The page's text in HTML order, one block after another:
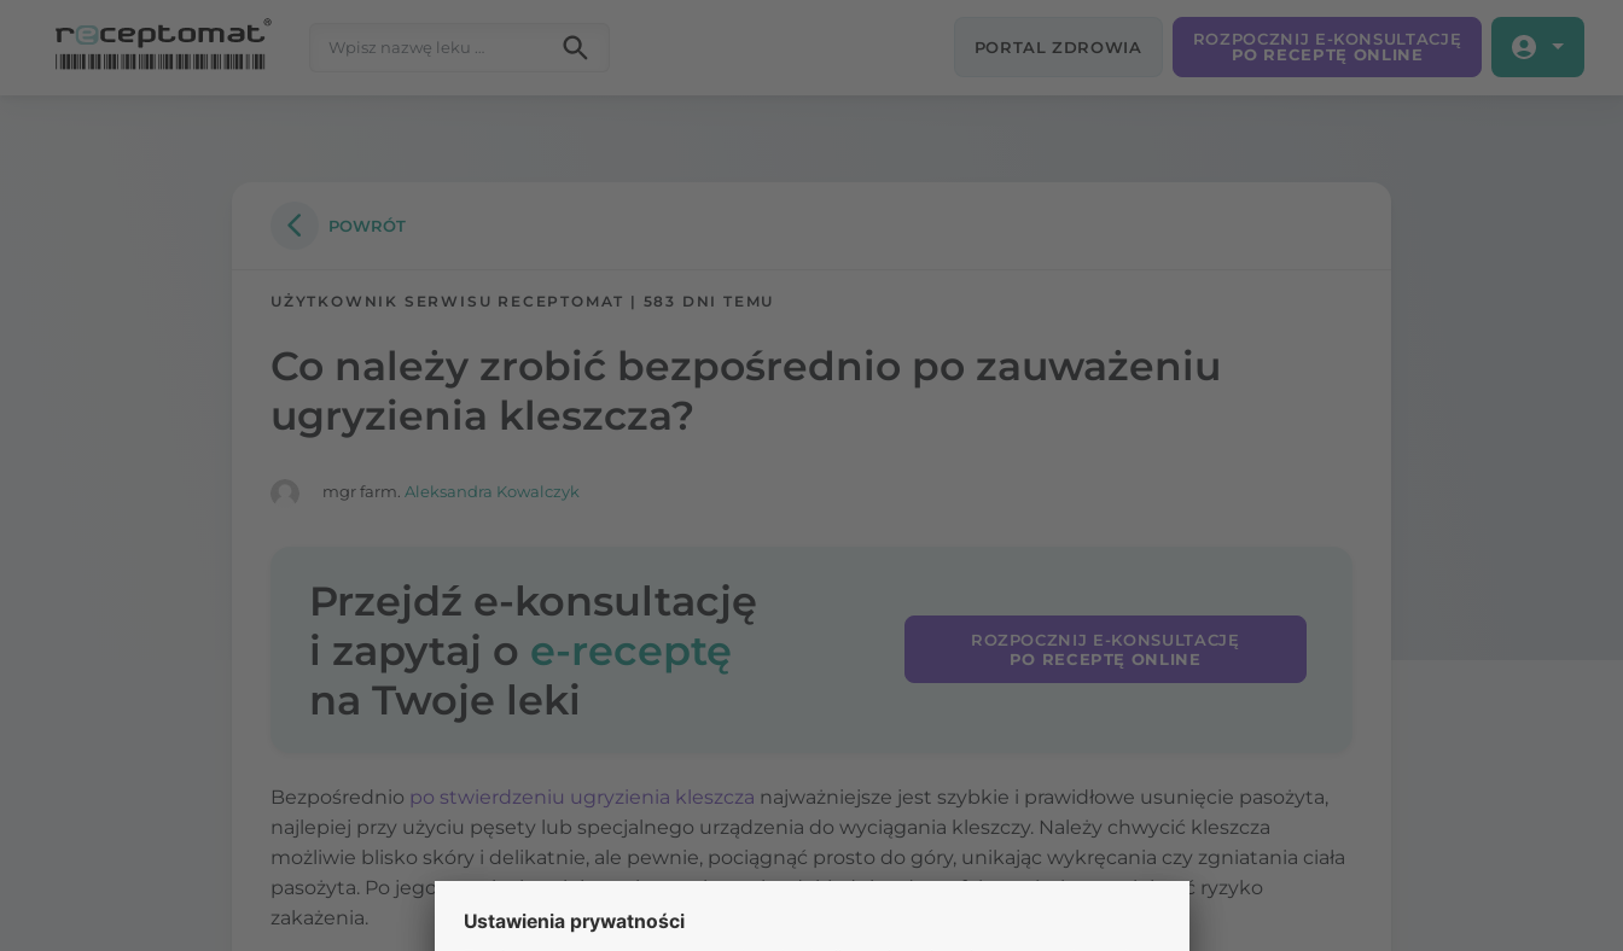
PORTAL ZDROWIA
ROZPOCZNIJ E-KONSULTACJĘ
PO RECEPTĘ ONLINE
POWRÓT
UŻYTKOWNIK SERWISU RECEPTOMAT | 583 DNI TEMU
Co należy zrobić bezpośrednio po zauważeniu
ugryzienia kleszcza?
mgr farm. Aleksandra Kowalczyk
Przejdź e-konsultację
i zapytaj o e-receptę
na Twoje leki
ROZPOCZNIJ E-KONSULTACJĘ
PO RECEPTĘ ONLINE
Bezpośrednio po stwierdzeniu ugryzienia kleszcza najważniejsze jest szybkie i prawidłowe usunięcie pasożyta,
najlepiej przy użyciu pęsety lub specjalnego urządzenia do wyciągania kleszczy. Należy chwycić kleszcza
możliwie blisko skóry i delikatnie, ale pewnie, pociągnąć prosto do góry, unikając wykręcania czy zgniatania ciała
pasożyta. Po jego usunięciu miejsce ukąszenia trzeba dokładnie zdezynfekować, aby zmniejszyć ryzyko
zakażenia.